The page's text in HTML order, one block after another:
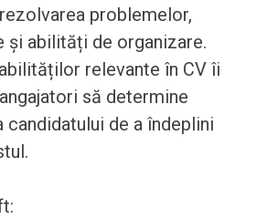
problemelor,
și abilități de organizare.
relevante în CV îi
să determine
candidatului de a îndeplini